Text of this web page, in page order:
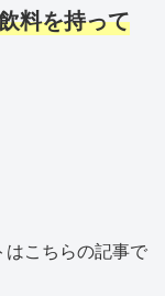
料を持って
こちらの記事で